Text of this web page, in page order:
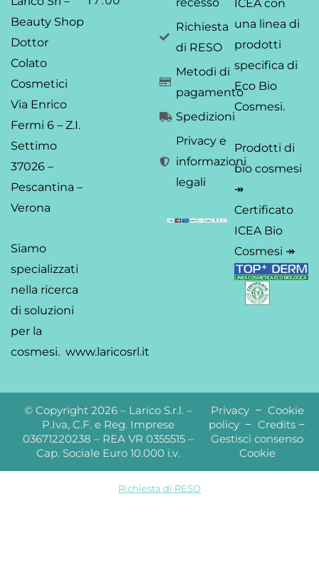
Beauty Shop
Dottor
Colato
Cosmetici
Via Enrico
Fermi 6 – Z.I.
Settimo
37026 –
Pescantina –
Verona
Siamo
specializzati
nella ricerca
di soluzioni
per la
cosmesi. www.laricosrl.it
Richiesta
di RESO
Metodi di
pagamento
Spedizioni
Privacy e
informazioni
legali
ICEAcon
una linea di
prodotti
specifica di
Eco Bio
Cosmesi.
Prodotti di
bio cosmesi
↠
Certificato
ICEA Bio
Cosmesi ↠
© Copyright 2026 – Larico S.r.l. –
P.Iva, C.F. e Reg. Imprese
03671220238 – REA VR 0355515 –
Cap. Sociale Euro 10.000 i.v.
Privacy– Cookie
policy –Credits –
Gestisci consenso
Cookie
Richiesta di RESO